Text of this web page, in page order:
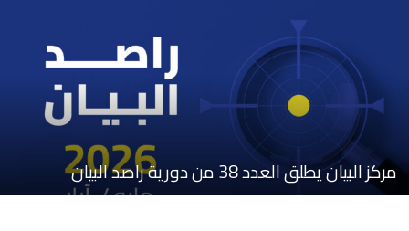
مركز البيان يطلق العدد 38 من دورية راصد البيان